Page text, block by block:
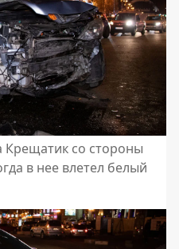
Крещатик со стороны
в нее влетел белый